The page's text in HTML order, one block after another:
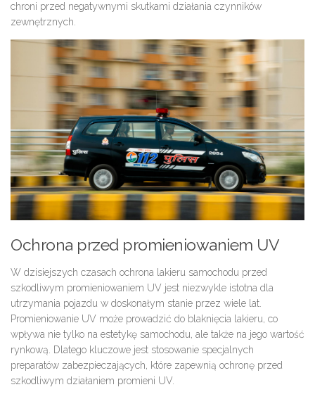
chroni przed negatywnymi skutkami działania czynników
zewnętrznych.
Ochrona przed promieniowaniem UV
W dzisiejszych czasach ochrona lakieru samochodu przed
szkodliwym promieniowaniem UV jest niezwykle istotna dla
utrzymania pojazdu w doskonałym stanie przez wiele lat.
Promieniowanie UV może prowadzić do blaknięcia lakieru, co
wpływa nie tylko na estetykę samochodu, ale także na jego wartość
rynkową. Dlatego kluczowe jest stosowanie specjalnych
preparatów zabezpieczających, które zapewnią ochronę przed
szkodliwym działaniem promieni UV.